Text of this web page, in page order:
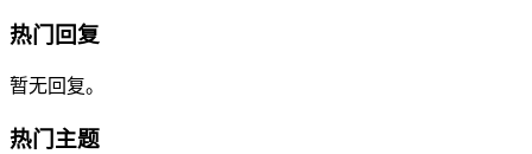
热门回复
暂无回复。
热门主题